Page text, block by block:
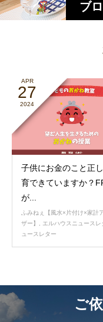
ブ
APR
27
2024
子供にお金のこと正
育できていますか？
が...
ふみねぇ【風水×片付け×家計
ザー】 , エルハウスニュースレ
ュースレター
ご